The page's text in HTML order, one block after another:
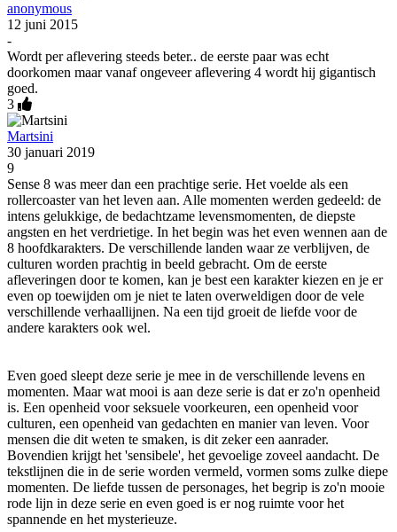
anonymous
12 juni 2015
-
Wordt per aflevering steeds beter.. de eerste paar was echt
doorkomen maar vanaf ongeveer aflevering 4 wordt hij gigantisch
goed.
3
Martsini
30 januari 2019
9
Sense 8 was meer dan een prachtige serie. Het voelde als een
rollercoaster van het leven aan. Alle momenten werden gedeeld: de
intens gelukkige, de bedachtzame levensmomenten, de diepste
angsten en het verdrietige. In het begin was het even wennen aan de
8 hoofdkarakters. De verschillende landen waar ze verblijven, de
culturen worden prachtig in beeld gebracht. Om de eerste
afleveringen door te komen, kan je best een karakter kiezen en je er
even op toewijden om je niet te laten overweldigen door de vele
verschillende verhaallijnen. Na een tijd groeit de liefde voor de
andere karakters ook wel.
Even goed sleept deze serie je mee in de verschillende levens en
momenten. Maar wat mooi is aan deze serie is dat er zo'n openheid
is. Een openheid voor seksuele voorkeuren, een openheid voor
culturen, een openheid van gedachten en manier van leven. Voor
mensen die dit weten te smaken, is dit zeker een aanrader.
Bovendien krijgt het 'sensibele', het gevoelige zoveel aandacht. De
tekstlijnen die in de serie worden vermeld, vormen soms zulke diepe
momenten. De liefde tussen de personages, het begrip is zo'n mooie
rode lijn in deze serie en even goed is er nog ruimte voor het
spannende en het mysterieuze.